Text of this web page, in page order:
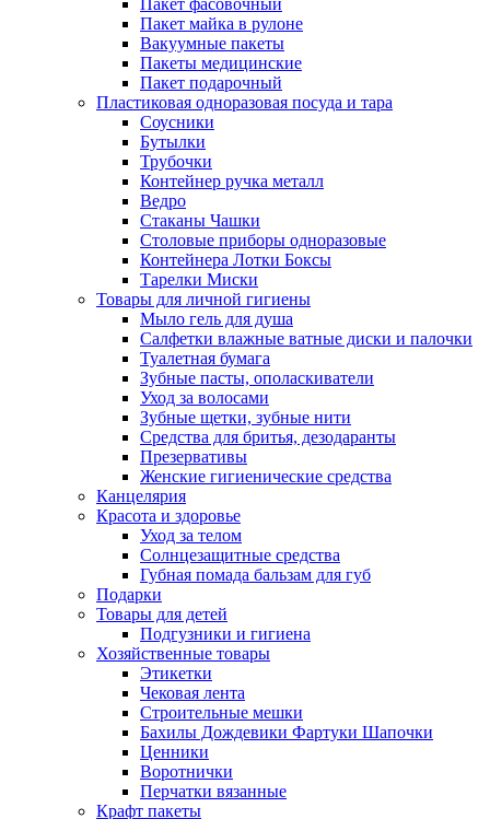
Пакет фасовочный
Пакет майка в рулоне
Вакуумные пакеты
Пакеты медицинские
Пакет подарочный
Пластиковая одноразовая посуда и тара
Соусники
Бутылки
Трубочки
Контейнер ручка металл
Ведро
Стаканы Чашки
Столовые приборы одноразовые
Контейнера Лотки Боксы
Тарелки Миски
Товары для личной гигиены
Мыло гель для душа
Салфетки влажные ватные диски и палочки
Туалетная бумага
Зубные пасты, ополаскиватели
Уход за волосами
Зубные щетки, зубные нити
Средства для бритья, дезодаранты
Презервативы
Женские гигиенические средства
Канцелярия
Красота и здоровье
Уход за телом
Солнцезащитные средства
Губная помада бальзам для губ
Подарки
Товары для детей
Подгузники и гигиена
Хозяйственные товары
Этикетки
Чековая лента
Строительные мешки
Бахилы Дождевики Фартуки Шапочки
Ценники
Воротнички
Перчатки вязанные
Крафт пакеты